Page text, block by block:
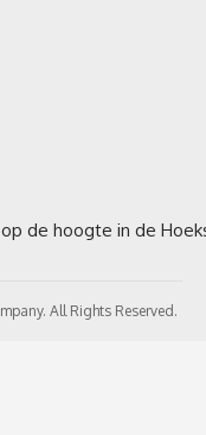
All Rights Reserved.